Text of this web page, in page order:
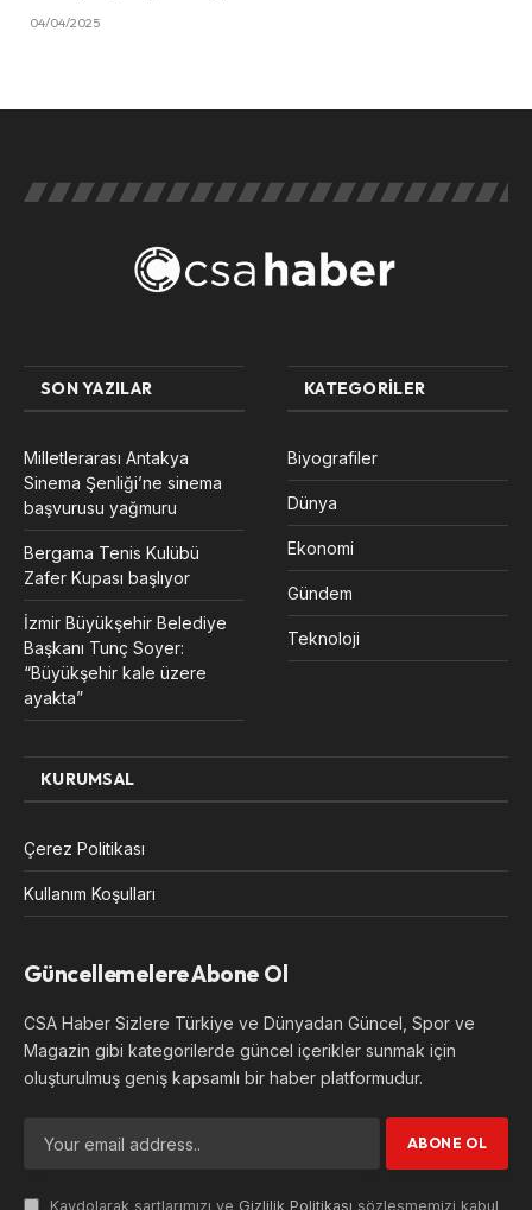
04/04/2025
SON YAZILAR
Milletlerarası Antakya
Sinema Şenliği’ne sinema
başvurusu yağmuru
Bergama Tenis Kulübü
Zafer Kupası başlıyor
İzmir Büyükşehir Belediye
Başkanı Tunç Soyer:
“Büyükşehir kale üzere
ayakta”
KATEGORILER
Biyografiler
Dünya
Ekonomi
Gündem
Teknoloji
KURUMSAL
Çerez Politikası
Kullanım Koşulları
Güncellemelere Abone Ol
CSA Haber Sizlere Türkiye ve Dünyadan Güncel, Spor ve
Magazin gibi kategorilerde güncel içerikler sunmak için
oluşturulmuş geniş kapsamlı bir haber platformudur.
Kaydolarak şartlarımızı ve Gizlilik Politikası sözleşmemizi kabul